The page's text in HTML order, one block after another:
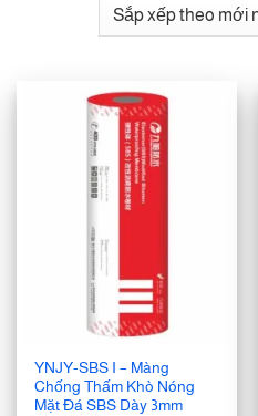
YNJY-SBS I – Màng
Chống Thấm Khò Nóng
Mặt Đá SBS Dày 3mm